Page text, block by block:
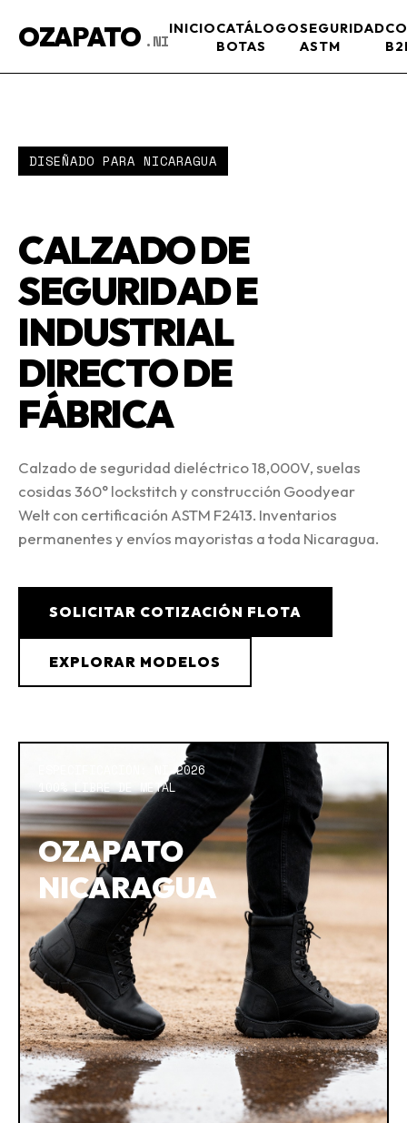
OZAPATO .NI
INICIOCATÁLOGO
BOTAS
SEGURIDAD
ASTM
DISEÑADO PARA NICARAGUA
CALZADO DE
SEGURIDAD E
INDUSTRIAL
DIRECTO DE
FÁBRICA
Calzado de seguridad dieléctrico 18,000V, suelas
cosidas 360° lockstitch y construcción Goodyear
Welt con certificación ASTM F2413. Inventarios
permanentes y envíos mayoristas a toda Nicaragua.
SOLICITAR COTIZACIÓN FLOTA
EXPLORAR MODELOS
ESPECIFICACIÓN: NI-2026
100% LIBRE DE METAL
OZAPATO
NICARAGUA